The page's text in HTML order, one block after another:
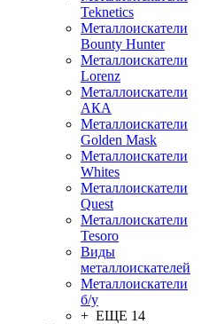
Teknetics
Металлоискатели
Bounty Hunter
Металлоискатели
Lorenz
Металлоискатели
АКА
Металлоискатели
Golden Mask
Металлоискатели
Whites
Металлоискатели
Quest
Металлоискатели
Tesoro
Виды
металлоискателей
Металлоискатели
б/у
+ ЕЩЕ 14